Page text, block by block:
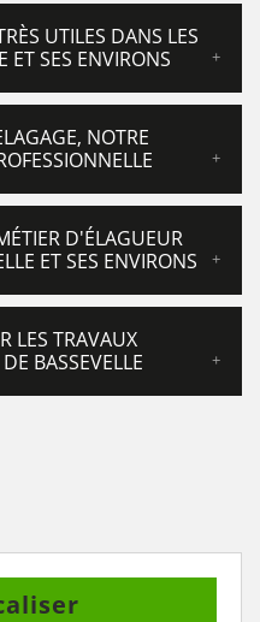
UTILES DANS LES
ET SES ENVIRONS
NOTRE
D'ÉLAGUEUR
ET SES ENVIRONS
LES TRAVAUX
BASSEVELLE